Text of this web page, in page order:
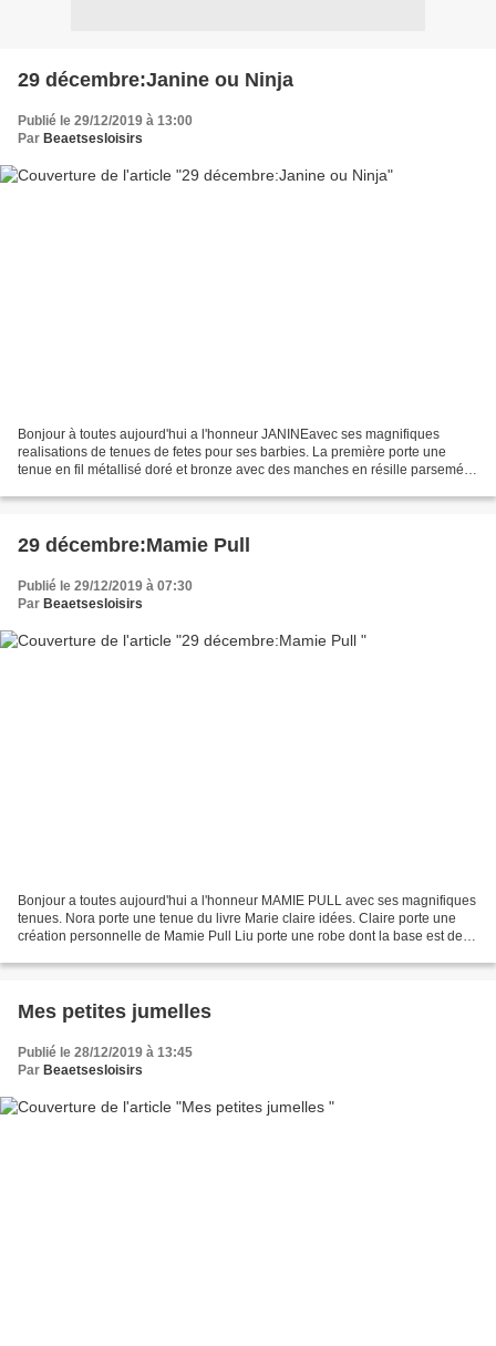
29 décembre:Janine ou Ninja
Publié le 29/12/2019 à 13:00
Par Beaetsesloisirs
Bonjour à toutes aujourd'hui a l'honneur JANINEavec ses magnifiques
realisations de tenues de fetes pour ses barbies. La première porte une
tenue en fil métallisé doré et bronze avec des manches en résille parsemées
29 décembre:Mamie Pull
Publié le 29/12/2019 à 07:30
Par Beaetsesloisirs
Bonjour a toutes aujourd'hui a l'honneur MAMIE PULL avec ses magnifiques
tenues. Nora porte une tenue du livre Marie claire idées. Claire porte une
création personnelle de Mamie Pull Liu porte une robe dont la base est de
Mes petites jumelles
Publié le 28/12/2019 à 13:45
Par Beaetsesloisirs